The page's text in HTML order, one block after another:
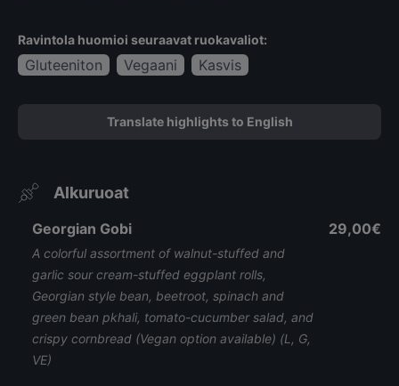
Ravintola huomioi seuraavat ruokavaliot:
Gluteeniton Vegaani Kasvis
Translate highlights to English
Alkuruoat
Georgian Gobi
A colorful assortment of walnut-stuffed and
garlic sour cream-stuffed eggplant rolls,
Georgian style bean, beetroot, spinach and
green bean pkhali, tomato-cucumber salad, and
crispy cornbread (Vegan option available) (L, G,
VE)
29,00€